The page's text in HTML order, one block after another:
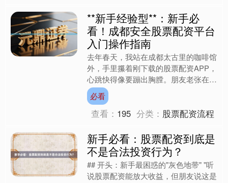
**新手经验型**：新手必
看！成都安全股票配资平台
入门操作指南
去年春天，我站在成都太古里的咖啡馆
外，手里攥着刚下载的股票配资APP，
心跳快得像要蹦出胸膛。朋友老张在耳
边念叨“配资能放大收益”，可当我输入
第一笔5万元本金时，....
必看
查看： 195 分类： 股票配资流程
新手必看：股票配资到底是
不是合法投资行为？
## 开头：新手最困惑的"灰色地带" "听
说股票配资能放大收益，但朋友说这是